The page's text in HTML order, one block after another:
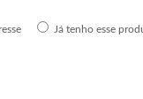
Já tenho esse